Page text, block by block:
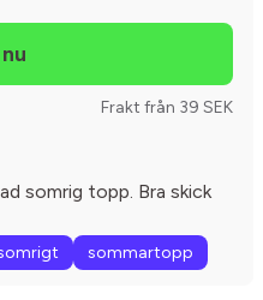
Frakt från 39 SEK
somrig topp. Bra skick
sommartopp